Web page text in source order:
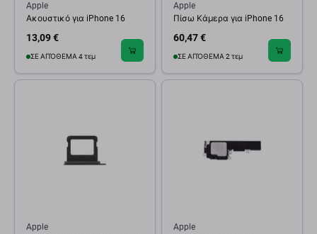
Apple
Ακουστικό για iPhone 16
13,09 €
ΣΕ ΑΠΌΘΕΜΑ 4 τεμ
Apple
Πίσω Κάμερα για iPhone 16
60,47 €
ΣΕ ΑΠΌΘΕΜΑ 2 τεμ
Apple
Apple